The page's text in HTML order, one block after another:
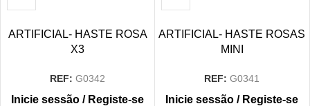
ARTIFICIAL- HASTE ROSA
X3
REF: G0342
Inicie sessão / Registe-se
ARTIFICIAL- HASTE ROSAS
MINI
REF: G0341
Inicie sessão / Registe-se